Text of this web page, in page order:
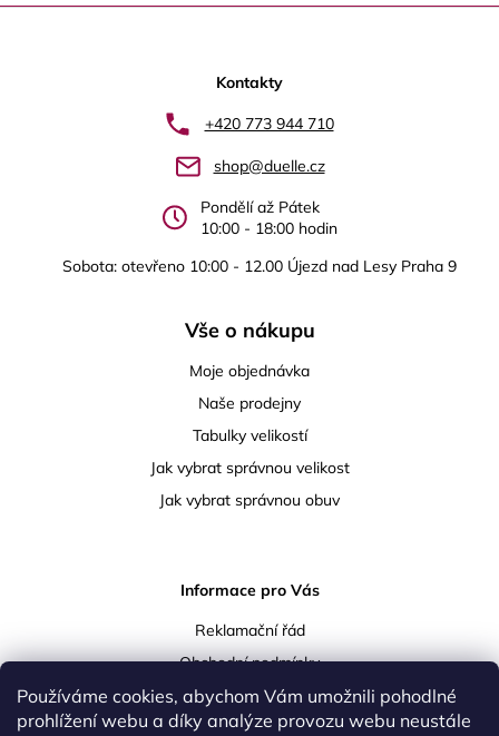
Používáme cookies, abychom Vám umožnili pohodlné
prohlížení webu a díky analýze provozu webu neustále
Z
Kontakty
+420 773 944 710
shop@duelle.cz
Pondělí až Pátek
10:00 - 18:00 hodin
Sobota: otevřeno 10:00 - 12.00 Újezd nad Lesy Praha 9
Vše o nákupu
Moje objednávka
Naše prodejny
Tabulky velikostí
Jak vybrat správnou velikost
Jak vybrat správnou obuv
Informace pro Vás
Reklamační řád
Obchodní podmínky
Podmínky ochrany osobních údajů
Doprava a platba